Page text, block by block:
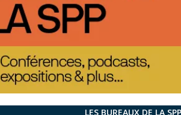
LES BUREAUX DE LA